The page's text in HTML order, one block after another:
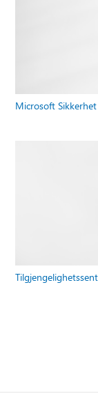
Microsoft Sikkerhet